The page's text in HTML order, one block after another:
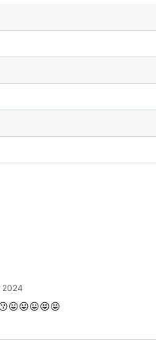
2024
f,a😀😗😛😛😛😝😝